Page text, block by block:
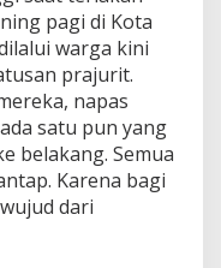
pagi di Kota
warga kini
prajurit.
napas
satu pun yang
belakang. Semua
Karena bagi
dari